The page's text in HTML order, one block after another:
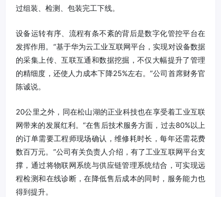
过组装、检测、包装完工下线。
设备运转有序、流程有条不紊的背后是数字化管控平台在
发挥作用。“基于华为云工业互联网平台，实现对设备数据
的采集上传、互联互通和数据挖掘，不仅大幅提升了管理
的精细度，还使人力成本下降25%左右。”公司首席财务官
陈诚说。
20公里之外，同在松山湖的正业科技也在享受着工业互联
网带来的发展红利。“在售后技术服务方面，过去80%以上
的订单需要工程师现场确认，维修耗时长，每年还需花费
数百万元。”公司有关负责人介绍，有了工业互联网平台支
撑，通过将物联网系统与供应链管理系统结合，可实现远
程检测和在线诊断，在降低售后成本的同时，服务能力也
得到提升。